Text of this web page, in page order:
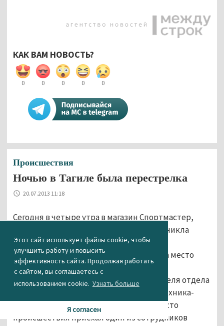
Этот сайт использует файлы cookie, чтобы
улучшить работу и повысить
эффективность сайта. Продолжая работать
с сайтом, вы соглашаетесь с
использованием cookie. Узнать больше
Я согласен
КАК ВАМ НОВОСТЬ?
0 0 0 0 0
Происшествия
Ночью в Тагиле была перестрелка
20.07.2013 11:18
Сегодня в четыре утра в магазин Спортмастер,
расположенный на улице Газетная, проникла
банда грабителей. Охранники магазина
незамедлительно вызвали полицию. На место
происшествия прибыла следственно-
оперативная группа в составе следователя отдела
полиции№16, оперуполномоченного, техника-
криминалиста и водителя. Так же на место
происшествия приехал один из сотрудников